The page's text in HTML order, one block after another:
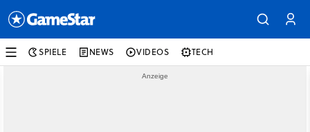
SPIELE NEWS VIDEOS TECH